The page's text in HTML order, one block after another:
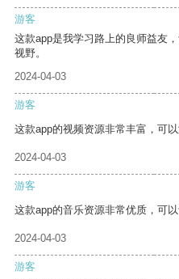
游客
这款app是我学习路上的良师益友
视野。
2024-04-03
游客
这款app的视频资源非常丰富，可
2024-04-03
游客
这款app的音乐资源非常优质，可
2024-04-03
游客